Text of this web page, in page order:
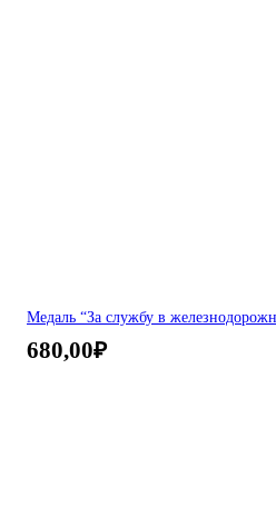
Медаль “За службу в
680,00₽